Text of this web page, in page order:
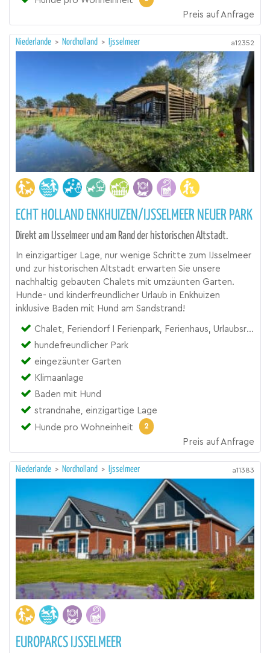
Preis auf Anfrage
Niederlande > Nordholland > Ijsselmeer a12352
ECHT HOLLAND ENKHUIZEN/IJSSELMEER NEUER PARK
Direkt am IJsselmeer und am Rand der historischen Altstadt.
In einzigartiger Lage, nur wenige Schritte zum IJsselmeer
und zur historischen Altstadt erwarten Sie unsere
nachhaltig gebauten Chalets mit umzäunten Garten.
Hunde- und kinderfreundlicher Urlaub in Enkhuizen
inklusive Baden mit Hund am Sandstrand!
Chalet, Feriendorf I Ferienpark, Ferienhaus, Urlaubsresort
hundefreundlicher Park
eingezäunter Garten
Klimaanlage
Baden mit Hund
strandnahe, einzigartige Lage
Hunde pro Wohneinheit
2
Preis auf Anfrage
Niederlande > Nordholland > Ijsselmeer a11383
EUROPARCS IJSSELMEER